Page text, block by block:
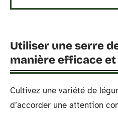
Utiliser une serre
manière efficace
Cultivez une variété de
d’accorder une attention